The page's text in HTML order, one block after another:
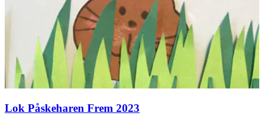
Lok Påskeharen Frem 2023